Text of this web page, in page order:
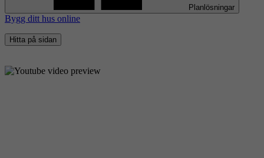
Planlösningar
Bygg ditt hus online
Hitta på sidan